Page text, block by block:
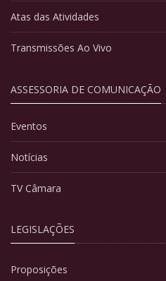
Atas das Atividades
Transmissões Ao Vivo
ASSESSORIA DE COMUNICAÇÃO
Eventos
Notícias
TV Câmara
LEGISLAÇÕES
Proposições